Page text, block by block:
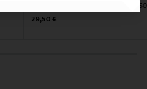
juuksemask Pro Longer Masque,
Original Price
29,50 €